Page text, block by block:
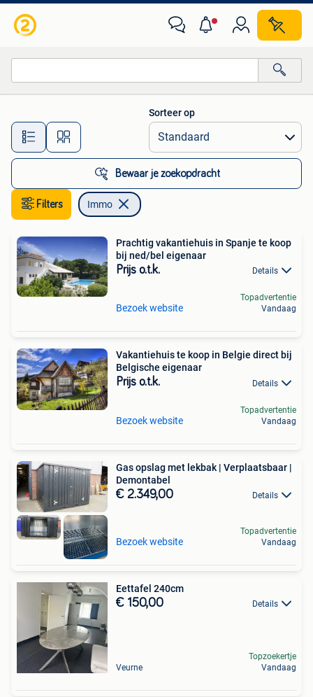
Alle afstanden…
Sorteer op
Bewaar je zoekopdracht
Filters Immo
Prachtig vakantiehuis in Spanje te koop
bij ned/bel eigenaar
Prijs o.t.k. Details
Bezoek website
Topadvertentie
Vandaag
Vakantiehuis te koop in Belgie direct bij
Belgische eigenaar
Prijs o.t.k. Details
Bezoek website
Topadvertentie
Vandaag
Gas opslag met lekbak | Verplaatsbaar |
Demontabel
€ 2.349,00 Details
Bezoek website
Topadvertentie
Vandaag
Eettafel 240cm
€ 150,00 Details
Veurne
Topzoekertje
Vandaag